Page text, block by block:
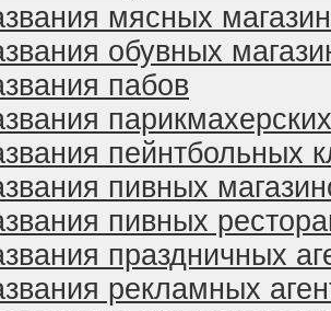
мясных
обувных
пабов
парикмахерских
пейнтбольных
пивных
пивных
праздничных
рекламных